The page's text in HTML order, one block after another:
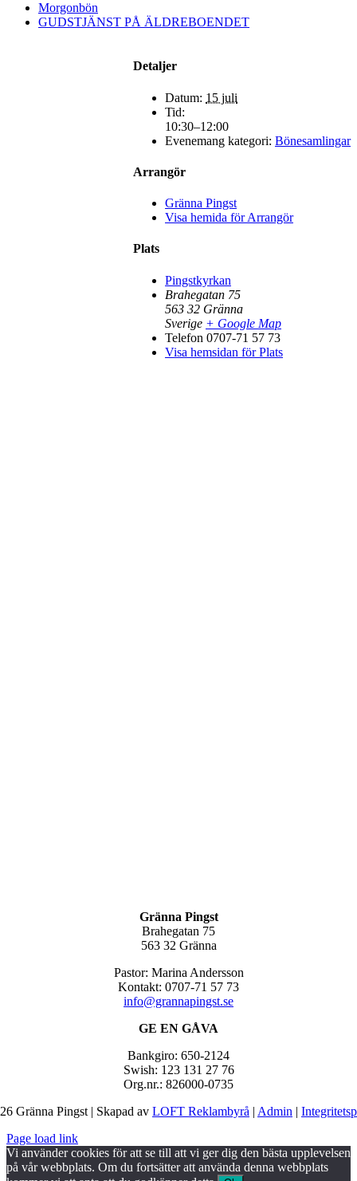
Morgonbön
GUDSTJÄNST PÅ ÄLDREBOENDET
Detaljer
Datum: 15 juli
Tid:
10:30–12:00
Evenemang kategori: Bönesamlingar
Arrangör
Gränna Pingst
Visa hemida för Arrangör
Plats
Pingstkyrkan
Brahegatan 75
563 32 Gränna
Sverige + Google Map
Telefon 0707-71 57 73
Visa hemsidan för Plats
Gränna Pingst
Brahegatan 75
563 32 Gränna
Pastor: Marina Andersson
Kontakt: 0707-71 57 73
info@grannapingst.se
GE EN GÅVA
Bankgiro: 650-2124
Swish: 123 131 27 76
Org.nr.: 826000-0735
Gränna Pingst | Skapad av LOFT Reklambyrå | Admin |
Page load link
Vi använder cookies för att se till att vi ger dig den bästa upplevelsen
på vår webbplats. Om du fortsätter att använda denna webbplats